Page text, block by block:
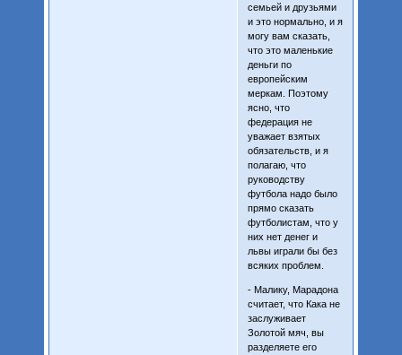
семьей и друзьями
и это нормально, и я
могу вам сказать,
что это маленькие
деньги по
европейским
меркам. Поэтому
ясно, что
федерация не
уважает взятых
обязательств, и я
полагаю, что
руководству
футбола надо было
прямо сказать
футболистам, что у
них нет денег и
львы играли бы без
всяких проблем.
- Малику, Марадона
считает, что Кака не
заслуживает
Золотой мяч, вы
разделяете его